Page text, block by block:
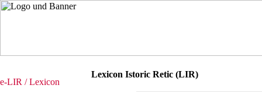
e-LIR / Lexicon
Lexicon Istoric Retic (LIR)